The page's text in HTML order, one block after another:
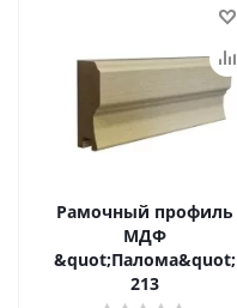
Рамочный профиль
МДФ
&quot;Палома&quot;
213